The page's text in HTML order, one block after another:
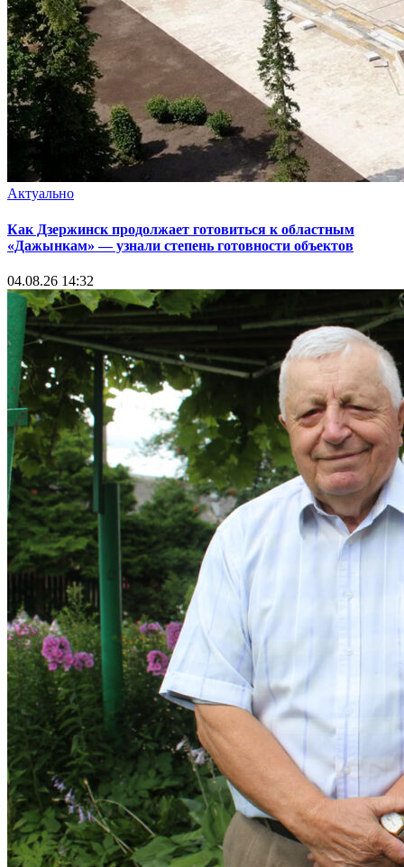
Актуально
Как Дзержинск продолжает готовиться к областным
«Дажынкам» — узнали степень готовности объектов
04.08.26 14:32